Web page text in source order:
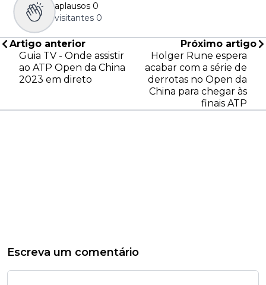
aplausos 0
visitantes 0
Artigo anterior
Guia TV - Onde assistir
ao ATP Open da China
2023 em direto
Próximo artigo
Holger Rune espera
acabar com a série de
derrotas no Open da
China para chegar às
finais ATP
Escreva um comentário